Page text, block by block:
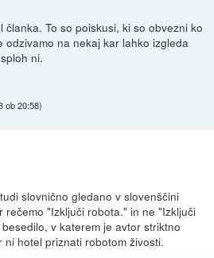
članka. To so poiskusi, ki so obvezni ko
odzivamo na nekaj kar lahko izgleda
ni.
ob 20:58)
slovnično gledano v slovenščini
rečemo "Izključi robota." in ne "Izključi
v katerem je avtor striktno
hotel priznati robotom živosti.